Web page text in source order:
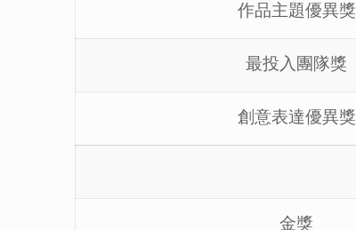
作品主題優異獎
最投入團隊獎
創意表達優異獎
金獎